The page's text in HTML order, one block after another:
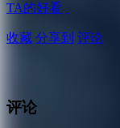
TA的好看
收藏 分享到 评论
评论